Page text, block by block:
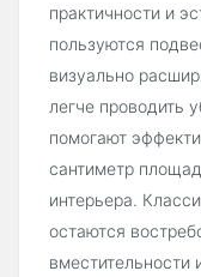
практичности и
пользуются
визуально
легче проводить
помогают
сантиметр
интерьера.
остаются
вместительности